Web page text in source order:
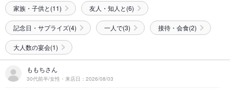
家族・子供と(11) 友人・知人と(6)
記念日・サプライズ(4) 一人で(3) 接待・会食(2)
大人数の宴会(1)
ももちさん
30代前半/女性・来店日：2026/08/03